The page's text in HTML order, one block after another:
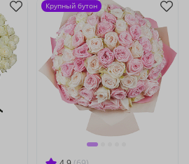
Крупный бутон